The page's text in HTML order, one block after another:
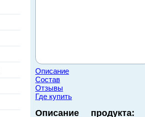
Описание
Состав
Отзывы
Где купить
Описание продукта: